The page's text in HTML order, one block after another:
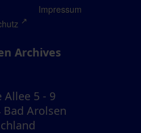
Impressum
Archives
Allee 5 - 9
Bad Arolsen